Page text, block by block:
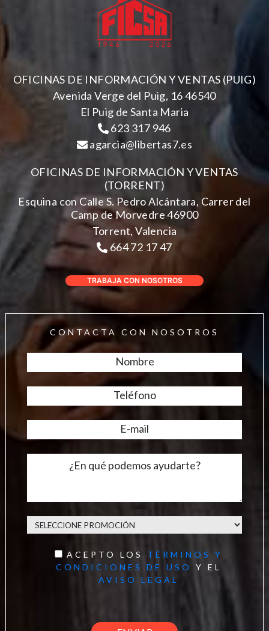
OFICINAS DE INFORMACIÓN Y VENTAS (PUIG)
Avenida Verge del Puig, 16 46540
El Puig de Santa Maria
623 317 946
agarcia@libertas7.es
OFICINAS DE INFORMACIÓN Y VENTAS
(TORRENT)
Esquina con Calle S. Pedro Alcántara, Carrer del
Camp de Morvedre 46900
Torrent, Valencia
664 72 17 47
TRABAJA CON NOSOTROS
CONTACTA CON NOSOTROS
ACEPTO LOS TÉRMINOS Y
CONDICIONES DE USO
Y EL
AVISO LEGAL